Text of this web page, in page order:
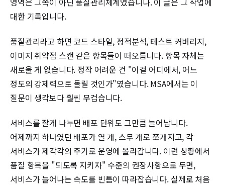
대한 기록입니다.
품질관리라고 하면 코드 스타일, 정적분석, 테스트 커버리지,
이미지 취약점 스캔 같은 항목들이 떠오릅니다. 항목 자체는
새로울 게 없습니다. 정작 어려운 건 "이걸 어디에서, 어느
정도의 강제력으로 돌릴 것인가"였습니다. MSA에서는 이
질문이 생각보다 훨씬 무겁습니다.
서비스를 잘게 나누면 배포 단위도 그만큼 늘어납니다.
어제까지 하나였던 배포가 열 개, 스무 개로 쪼개지고, 각
서비스가 제각각의 주기로 운영에 올라갑니다. 이런 상황에서
품질 항목을 "되도록 지키자" 수준의 권장사항으로 두면,
서비스가 늘어나는 속도를 빈틈이 따라잡습니다. 실제로 처음